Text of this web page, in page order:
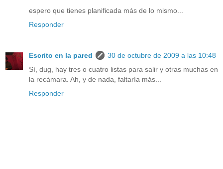
espero que tienes planificada más de lo mismo...
Responder
Escrito en la pared
30 de octubre de 2009 a las 10:48
Sí, dug, hay tres o cuatro listas para salir y otras muchas en
la recámara. Ah, y de nada, faltaría más...
Responder